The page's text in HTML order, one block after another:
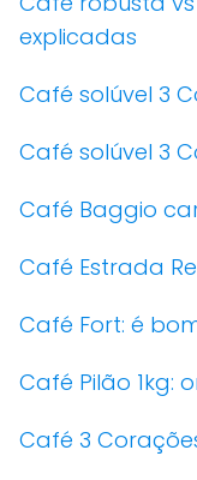
explicadas
Café solúvel 3
Café solúvel 3
Café Baggio
Café Estrada
Café Fort: é
Café Pilão 1kg:
Café 3